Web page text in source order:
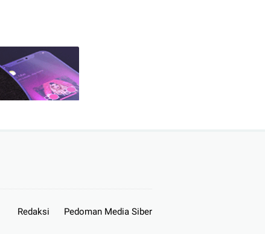
Redaksi Pedoman Media Siber